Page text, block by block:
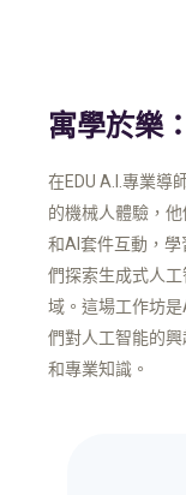
寓學於樂
在EDU A.I.專業導
的機械人體驗，
和AI套件互動，
們探索生成式人
域。這場工作坊
們對人工智能的
和專業知識。